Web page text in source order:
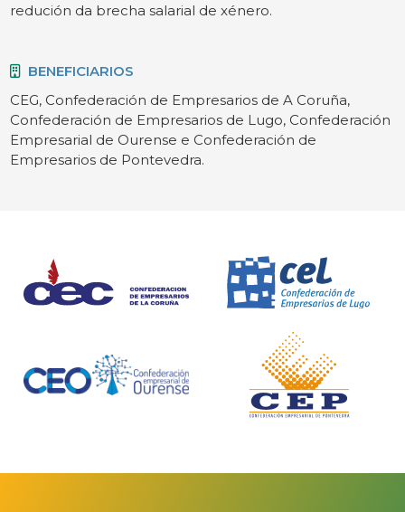
redución da brecha salarial de xénero.
BENEFICIARIOS
CEG, Confederación de Empresarios de A Coruña,
Confederación de Empresarios de Lugo, Confederación
Empresarial de Ourense e Confederación de
Empresarios de Pontevedra.